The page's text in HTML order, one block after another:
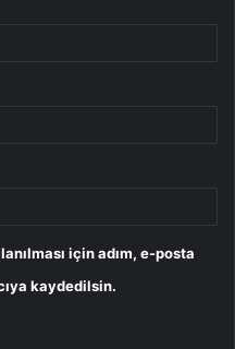
için adım, e-posta
kaydedilsin.